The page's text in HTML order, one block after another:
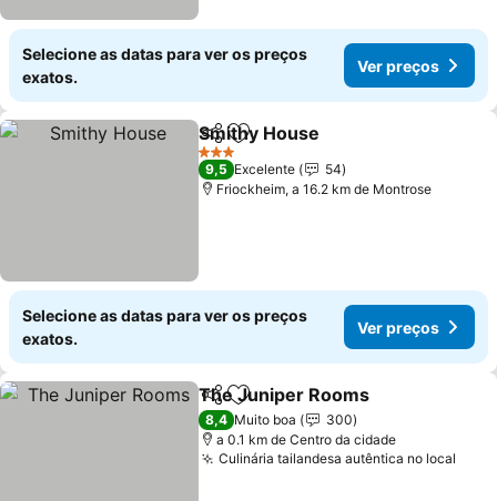
Selecione as datas para ver os preços
exatos.
Ver preços
PartilharAdicionar aos favoritos
Smithy House
3 Estrelas
9,5 Excelente
54
Friockheim, a 16.2 km de Montrose
Selecione as datas para ver os preços
exatos.
Ver preços
PartilharAdicionar aos favoritos
The Juniper Rooms
8,4 Muito boa
300
a 0.1 km de Centro da cidade
Culinária tailandesa autêntica no local